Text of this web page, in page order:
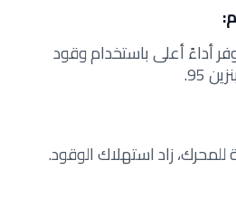
أداءً أعلى باستخدام وقود
للمحرك، زاد استهلاك الوقود.